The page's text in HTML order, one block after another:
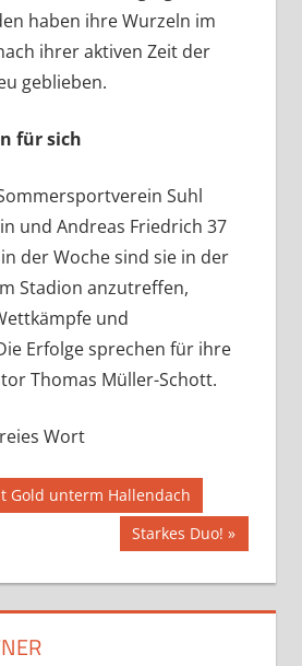
haben ihre Wurzeln im
ihrer aktiven Zeit der
geblieben.
für sich
Suhl
und Andreas Friedrich 37
der Woche sind sie in der
Stadion anzutreffen,
und
Erfolge sprechen für ihre
Thomas Müller-Schott.
Wort
Gold unterm Hallendach
Nächster
Starkes Duo!